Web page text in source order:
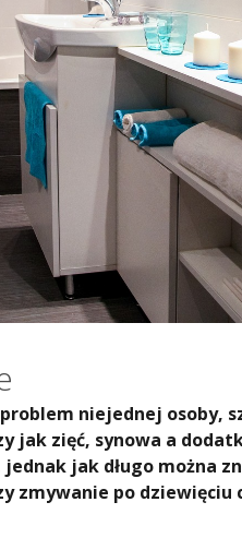
niejednej osoby,
jak zięć, synowa a
jak długo można
zmywanie po dziewięciu